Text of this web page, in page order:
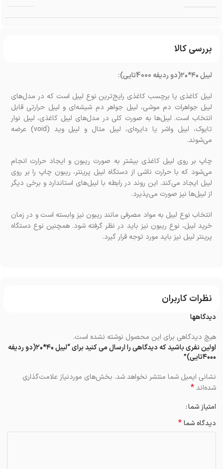
بررسی کالا
لیبل ۴۰*۲۰(دو ردیفه 4000تایی):
لیبل کاغذی یا برچسب کاغذی رایج‌ترین نوع لیبل است که در مدل‌های
لیبل جواهرات دم موشی، لیبل جواهر دم شیشه‌ای و لیبل حرارتی قابل
انتخاب است. لیبل‌ها به صورت کلی در مدل‌های لیبل کاغذی، لیبل نوار
تایوک، لیبل واشر یا دایره‌ای، لیبل متال و لیبل وید (void) عرضه
می‌شوند.
چاپ بر روی لیبل کاغذی بیشتر به صورت ریبون و ایجاد حرارت انجام
می‌شود که با حرارت ناشی از دستگاه لیبل پرینتر، ریبون چاپ را بر روی
لیبل ایجاد می‌کند. این روند در رابطه با لیبل‌های استاندارد و برخی دیگر
از لیبل‌ها نیز صورت می‌پذیرد.
انتخاب نوع لیبل به مواد مصرفی مانند ریبون نیز وابسته است و در زمان
خرید لیبل، نوع ریبون نیز باید در نظر گرفته شود. همچنین نوع دستگاه
پرینتر لیبل نیز باید مورد توجه قرار گیرد.
نظرات کاربران
دیدگاهها
هیچ دیدگاهی برای این محصول نوشته نشده است.
اولین نفری باشید که دیدگاهی را ارسال می کنید برای “لیبل ۴۰*۲۰(دو ردیفه
۴۰۰۰تایی)”
نشانی ایمیل شما منتشر نخواهد شد. بخش‌های موردنیاز علامت‌گذاری
شده‌اند*
امتیاز شما
دیدگاه شما*